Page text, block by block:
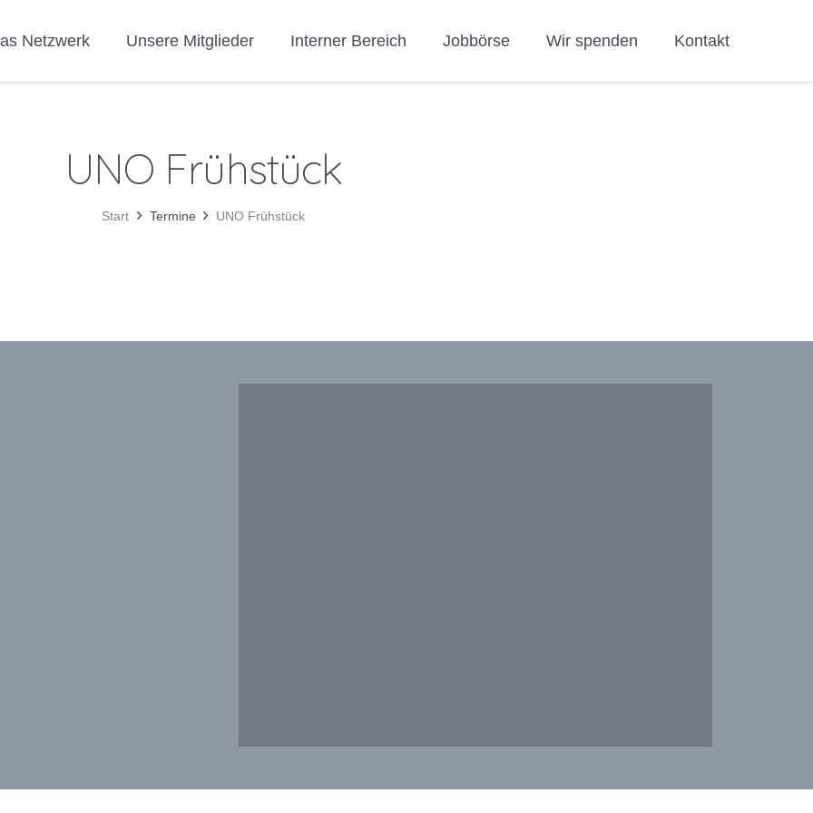
Netzwerk Unsere Mitglieder Interner Bereich Jobbörse Wir spenden Kontakt
UNO Frühstück
Start Termine UNO Frühstück